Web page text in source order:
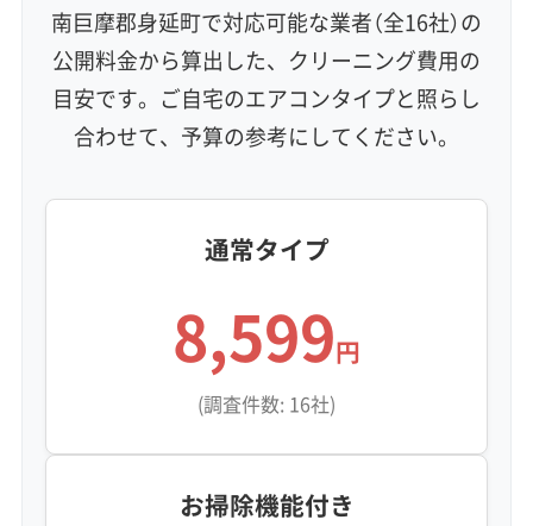
エコ洗剤使用
アレルギー対策
ハウスダスト除去
地域密着型
フランチャイズ
利便性・サービス (12)
定額料金 複数台割引 初回割引
定期メンテナンス
南巨摩郡身延町で対応可能な業者（全16社）の
公開料金から算出した、クリーニング費用の
目安です。ご自宅のエアコンタイプと照らし
合わせて、予算の参考にしてください。
通常タイプ
8,599円
(調査件数: 16社)
お掃除機能付き